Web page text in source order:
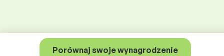
Porównaj swoje wynagrodzenie